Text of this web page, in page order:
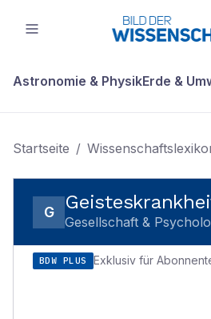
Astronomie & PhysikErde &
Startseite /
G
Gesellschaft &
BDW PLUS Exklusiv für